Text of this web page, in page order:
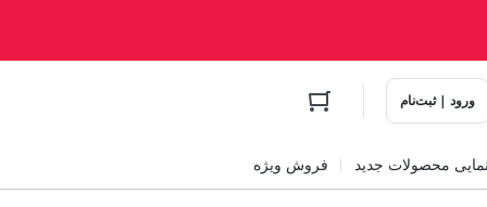
ورود | ثبت‌نام
محصولات جدید فروش ویژه